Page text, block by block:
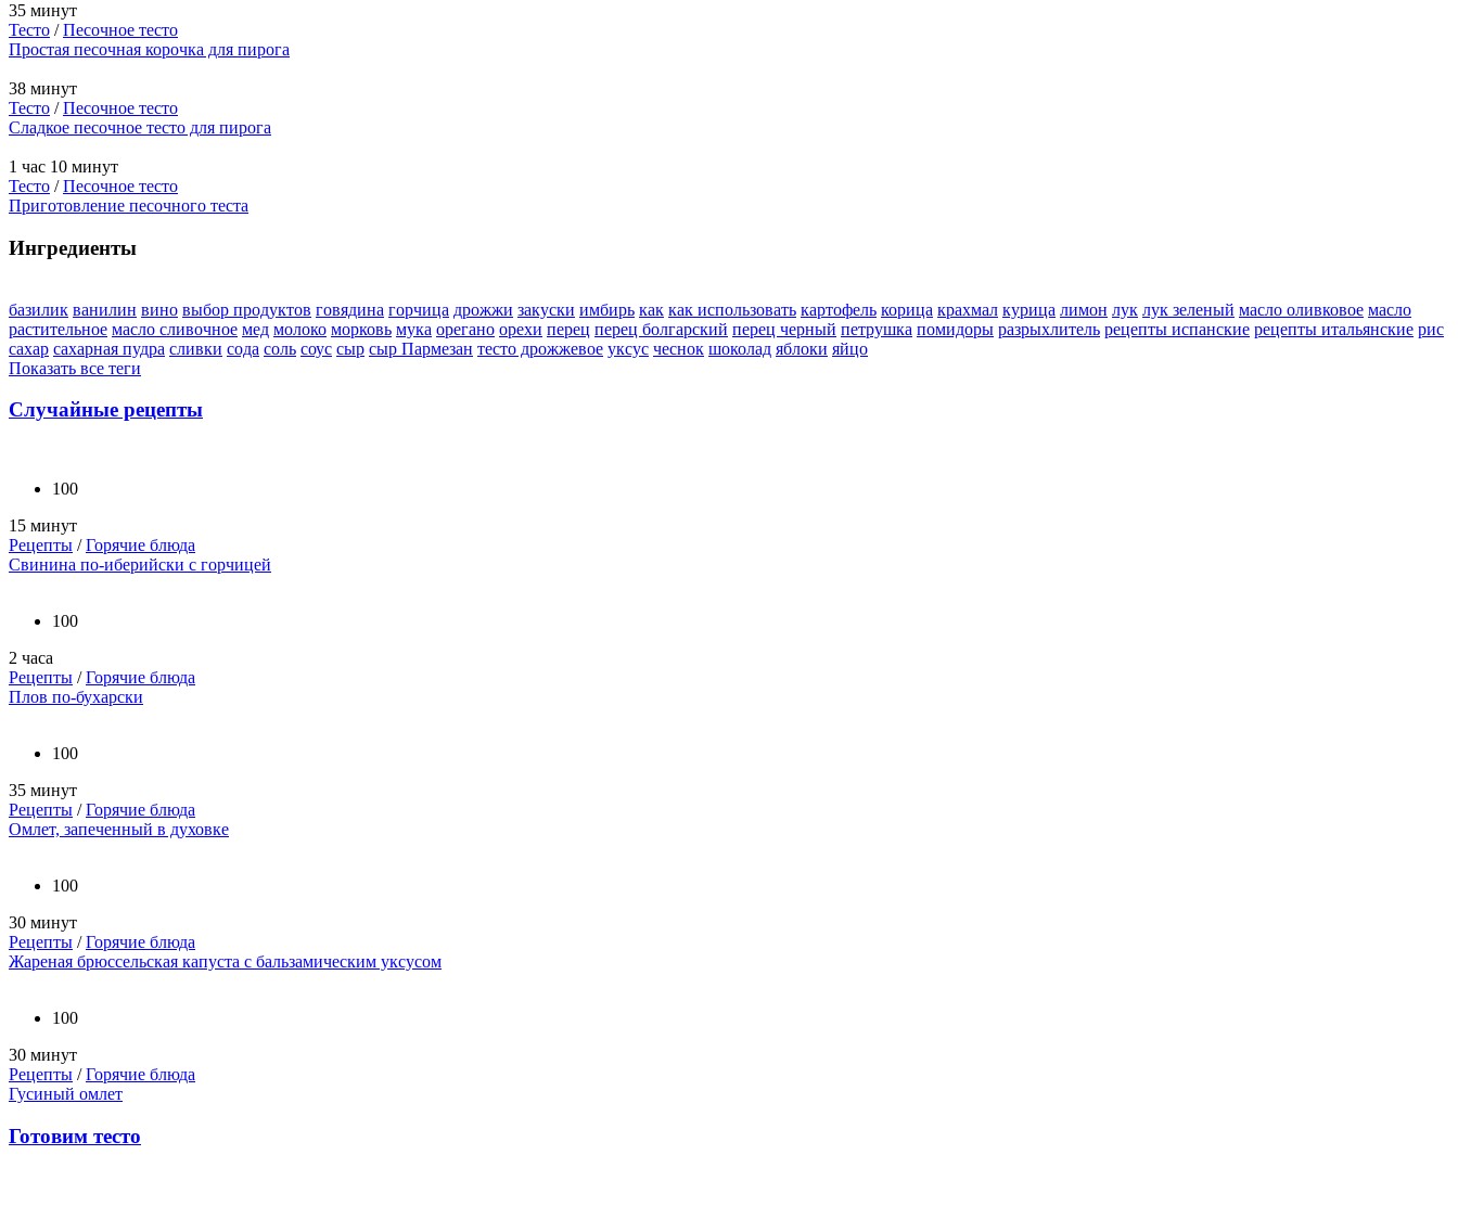
35 минут
Тесто /Песочное тесто
Простая песочная корочка для пирога
38 минут
Тесто /Песочное тесто
Сладкое песочное тесто для пирога
1 час 10 минут
Тесто /Песочное тесто
Приготовление песочного теста
Ингредиенты
базилик ванилин вино выбор продуктов говядина горчица дрожжи закуски имбирь как как использовать картофель корица крахмал курица лимон лук лук зеленый масло оливковое масло
растительное масло сливочное мед молоко морковь мука орегано орехи перец перец болгарский перец черный петрушка помидоры разрыхлитель рецепты испанские рецепты итальянские рис
сахар сахарная пудра сливки сода соль соус сыр сыр Пармезан тесто дрожжевое уксус чеснок шоколад яблоки яйцо
Показать все теги
Случайные рецепты
100
15 минут
Рецепты /Горячие блюда
Свинина по-иберийски с горчицей
100
2 часа
Рецепты /Горячие блюда
Плов по-бухарски
100
35 минут
Рецепты /Горячие блюда
Омлет, запеченный в духовке
100
30 минут
Рецепты /Горячие блюда
Жареная брюссельская капуста с бальзамическим уксусом
100
30 минут
Рецепты /Горячие блюда
Гусиный омлет
Готовим тесто